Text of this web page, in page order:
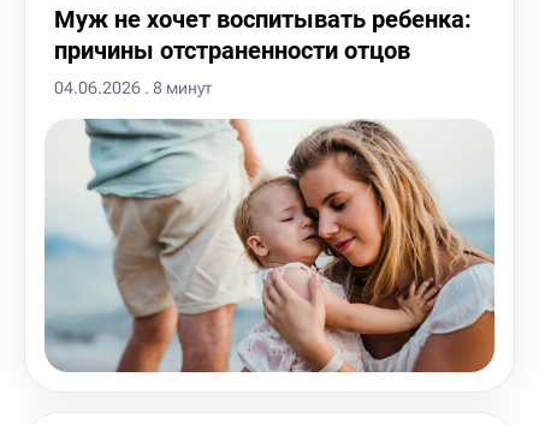
Муж не хочет воспитывать ребенка:
причины отстраненности отцов
04.06.2026 . 8 минут